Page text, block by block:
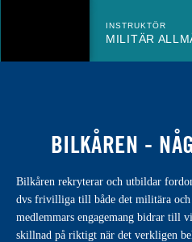
INSTRUKTÖR
MILITÄR
BILKÅREN -
Bilkåren rekryterar och utbildar
dvs frivilliga till både det militära
medlemmars engagemang bidrar till
skillnad på riktigt när det verkligen